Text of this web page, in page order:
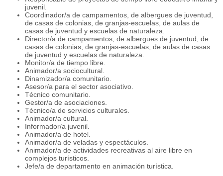
juvenil.
Coordinador/a de campamentos, de albergues de juventud,
de casas de colonias, de granjas-escuelas, de aulas de
casas de juventud y escuelas de naturaleza.
Director/a de campamentos, de albergues de juventud, de
casas de colonias, de granjas-escuelas, de aulas de casas
de juventud y escuelas de naturaleza.
Monitor/a de tiempo libre.
Animador/a sociocultural.
Dinamizador/a comunitario.
Asesor/a para el sector asociativo.
Técnico comunitario.
Gestor/a de asociaciones.
Técnico/a de servicios culturales.
Animador/a cultural.
Informador/a juvenil.
Animador/a de hotel.
Animador/a de veladas y espectáculos.
Animador/a de actividades recreativas al aire libre en
complejos turísticos.
Jefe/a de departamento en animación turística.